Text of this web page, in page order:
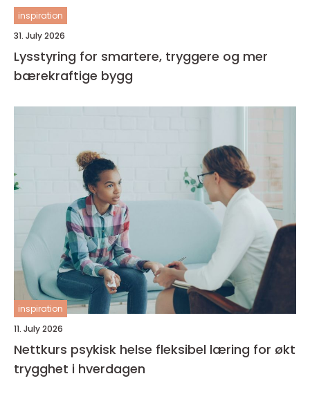
inspiration
31. July 2026
Lysstyring for smartere, tryggere og mer
bærekraftige bygg
inspiration
11. July 2026
Nettkurs psykisk helse fleksibel læring for økt
trygghet i hverdagen